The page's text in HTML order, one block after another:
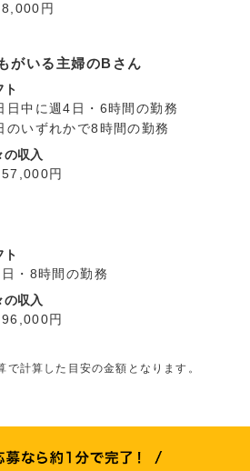
円
がいる主婦のBさん
ト
日中に週4日・6時間の勤務
のいずれかで8時間の勤務
の収入
円
ト
・8時間の勤務
の収入
円
計算した目安の金額となります。